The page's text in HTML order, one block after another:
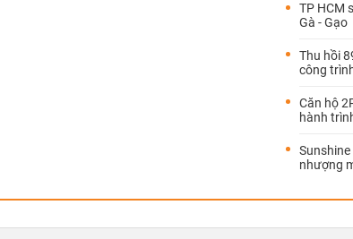
TP HCM
Gà - Gạo
Thu hồi
công
Căn hộ
hành
nhượng